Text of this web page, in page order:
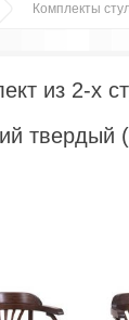
Комплекты
из 2-х
твердый